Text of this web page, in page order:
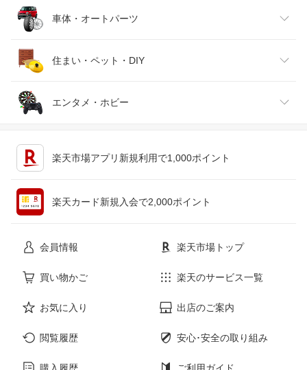
靴
腕時計
ジュエリー・アクセサリー
日本酒・焼酎
TV・オーディオ・カメラ
スマートフォン・タブレット
パソコン・周辺機器
スポーツ・アウトドア
ゴルフ
車体・オートパーツ
車用品・バイク用品
車・バイク
住まい・ペット・DIY
インテリア・寝具・収納
エンタメ・ホビー
本・雑誌・コミック
楽天市場アプリ新規利用で1,000ポイント
楽天カード新規入会で2,000ポイント
会員情報 楽天市場トップ
買い物かご 楽天のサービス一覧
お気に入り 出店のご案内
閲覧履歴 安心･安全の取り組み
購入履歴 ご利用ガイド